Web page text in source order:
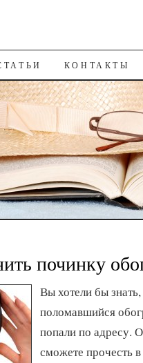
КОНТАКТЫ
починку
Вы хотели бы
поломавшийся
попали по адресу.
сможете прочесть в